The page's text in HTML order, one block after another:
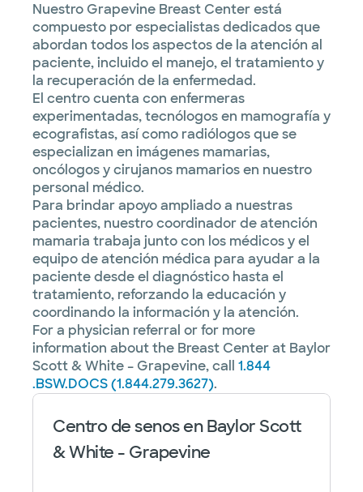
Nuestro Grapevine Breast Center está
compuesto por especialistas dedicados que
abordan todos los aspectos de la atención al
paciente, incluido el manejo, el tratamiento y
la recuperación de la enfermedad.
El centro cuenta con enfermeras
experimentadas, tecnólogos en mamografía y
ecografistas, así como radiólogos que se
especializan en imágenes mamarias,
oncólogos y cirujanos mamarios en nuestro
personal médico.
Para brindar apoyo ampliado a nuestras
pacientes, nuestro coordinador de atención
mamaria trabaja junto con los médicos y el
equipo de atención médica para ayudar a la
paciente desde el diagnóstico hasta el
tratamiento, reforzando la educación y
coordinando la información y la atención.
For a physician referral or for more
information about the Breast Center at Baylor
Scott & White – Grapevine, call 1.844
.BSW.DOCS (1.844.279.3627).
Centro de senos en Baylor Scott
& White - Grapevine